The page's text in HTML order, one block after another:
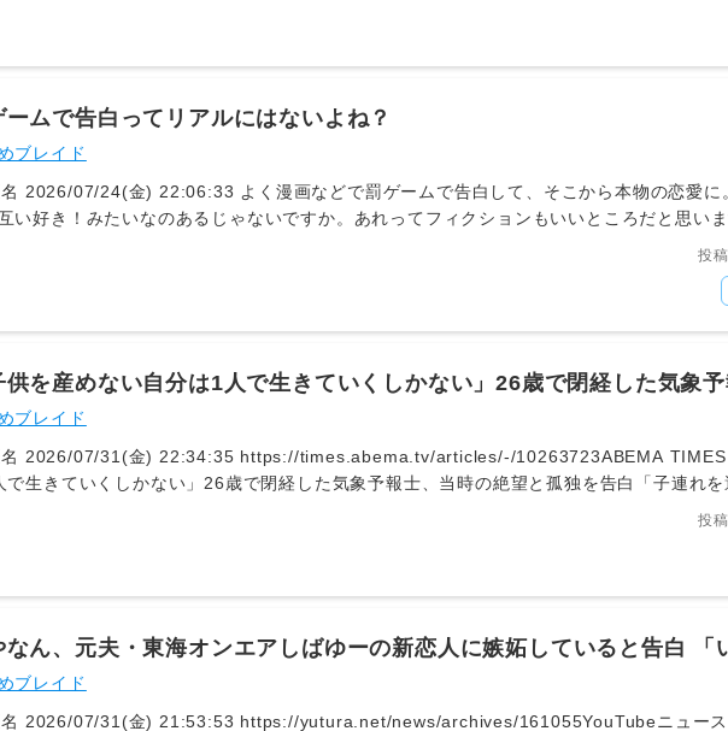
ーツ・コム（nikkansports.com）番組内で自身の頭髪についてよく言及する岡村は前段で
傘差される。お粉がトレンドなのかな」と語った。
ームで告白ってリアルにはないよね？
ブレイド
2026/07/24(金) 22:06:33 よく漫画などで罰ゲームで告白して、そこから本物の恋愛に
い好き！みたいなのあるじゃないですか。あれってフィクションもいいところだと思いま
投
供を産めない自分は1人で生きていくしかない」26歳で閉経した気象
独を告白「子連れを避けるように」
ブレイド
2026/07/31(金) 22:34:35 https://times.abema.tv/articles/-/10263723ABEMA TIMES
で生きていくしかない」26歳で閉経した気象予報士、当時の絶望と孤独を告白「子連れを
ィ | ABEMA TIMES | アベマタイムズ気象予報士の千種ゆり子（38歳）が番組に出演し、
シーズン3』が放送。本番組はさまざまな女性の生き様に密着取材し、…その2年後、突然
ちゃ孤独。『なんで私は1人でやってるんだろう』みたいな」と孤独感を募らせ、お腹に
との落差みたいなのもありましたし、耐えられなくなった」「子ども連れがいない場所に
うにだんだんなっていきました」と回避行動をとるようになったという。当時を振り返り
投
なん、元夫・東海オンエアしばゆーの新恋人に嫉妬していると告白 「
みたいに思っちゃってる」
ブレイド
2026/07/31(金) 21:53:53 https://yutura.net/news/archives/161055YouTubeニュース